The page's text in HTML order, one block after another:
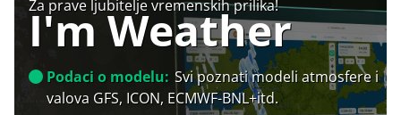
Za prave ljubitelje vremenskih prilika!
I'm Weather
Podaci o modelu: Svi poznati modeli atmosfere i
valova GFS, ICON, ECMWF-BNL+itd.